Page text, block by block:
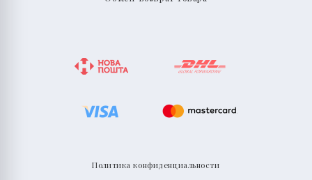
Политика конфиденциальности